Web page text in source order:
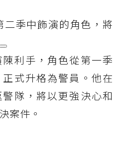
二季中飾演的角色，將
利手，角色從第一季
式升格為警員。他在
隊，將以更強決心和
案件。